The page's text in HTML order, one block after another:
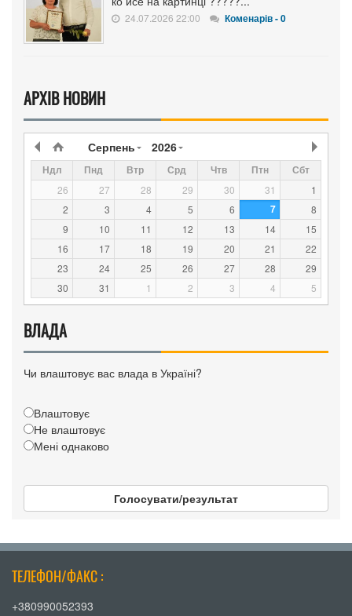
24.07.2026 22:00 Коменарів - 0
АРХІВ НОВИН
Серпень 2026
Ндл Пнд Втр Срд Чтв Птн Сбт
26 27 28 29 30 31
1
2
3 4 5 6 7
8
9
10 11 12 13 14
15
16
17 18 19 20 21
22
23
24 25 26 27 28
29
30
31 1 2 3 4 5
ВЛАДА
Чи влаштовує вас влада в Україні?
Влаштовує
Не влаштовує
Мені однаково
Голосувати/результат
ТЕЛЕФОН/ФАКС :
+380990052393